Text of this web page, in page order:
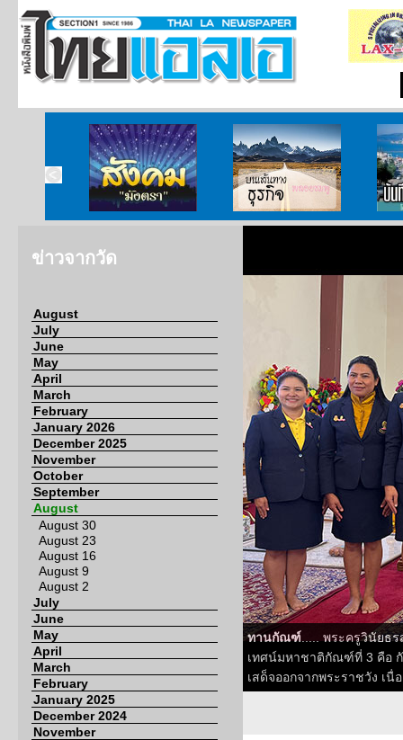
สังคมมังตรา บนเส้นทางธุรกิจ บั
ข่าวจากวัด
August
July
June
May
April
March
February
January 2026
December 2025
November
October
September
August
August 30
August 23
August 16
August 9
August 2
July
June
May
April
March
February
January 2025
December 2024
November
ทานกัณฑ์ ..... พระครูวินัย
เทศน์มหาชาติกัณฑ์ที่ 3 คือ
เสด็จออกจากพระราชวัง เ